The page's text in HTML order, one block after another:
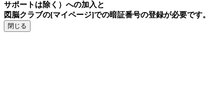
サポートは除く）への加入と
図脳クラブの[マイページ]での暗証番号の登録が必要です。
閉じる